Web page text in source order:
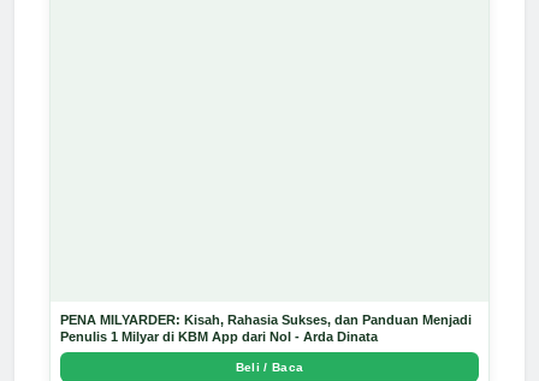
PENA MILYARDER: Kisah, Rahasia Sukses, dan Panduan Menjadi
Penulis 1 Milyar di KBM App dari Nol - Arda Dinata
Beli / Baca